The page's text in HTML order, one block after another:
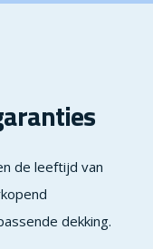
de leeftijd van
dekking.